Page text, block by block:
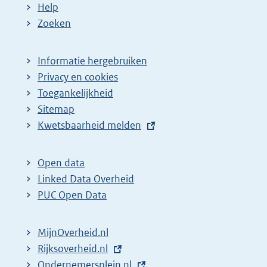
Help
Zoeken
Informatie hergebruiken
Privacy en cookies
Toegankelijkheid
Sitemap
E
t
e
r
l
i
Kwetsbaarheid melden
Open data
Linked Data Overheid
PUC Open Data
MijnOverheid.nl
E
Rijksoverheid.nl